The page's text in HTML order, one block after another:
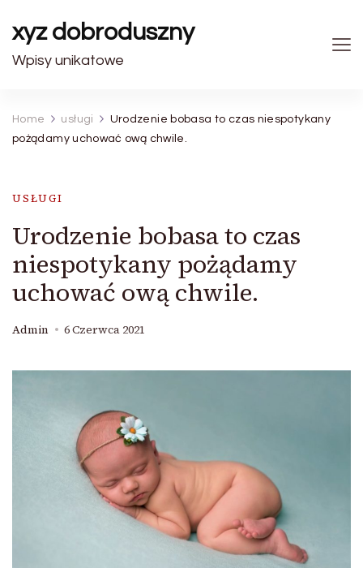
xyz dobroduszny
Wpisy unikatowe
Home usługi
Urodzenie bobasa to czas niespotykany
pożądamy uchować ową chwile.
USŁUGI
Urodzenie bobasa to czas
niespotykany pożądamy
uchować ową chwile.
Admin 6 Czerwca 2021